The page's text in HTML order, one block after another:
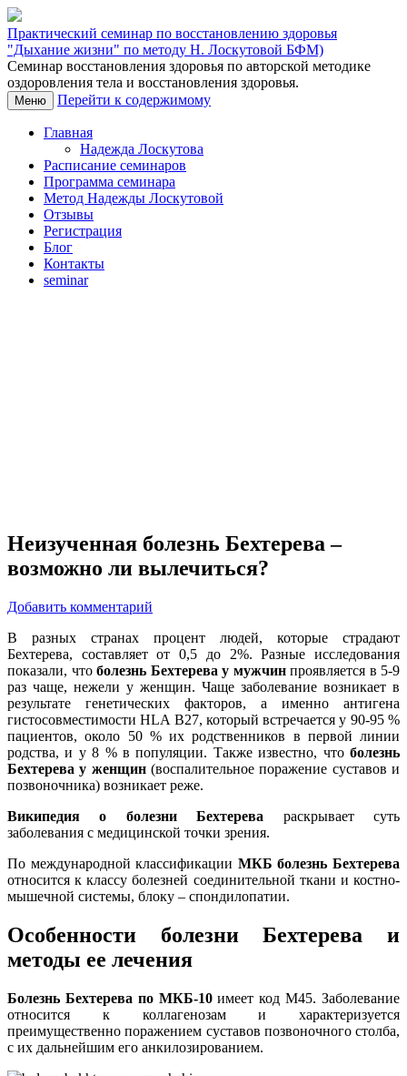
Практический семинар по восстановлению здоровья
"Дыхание жизни" по методу Н. Лоскутовой БФМ)
Семинар восстановления здоровья по авторской методике
оздоровления тела и восстановления здоровья.
Меню Перейти к содержимому
Главная
Надежда Лоскутова
Расписание семинаров
Программа семинара
Метод Надежды Лоскутовой
Отзывы
Регистрация
Блог
Контакты
seminar
Неизученная болезнь Бехтерева –
возможно ли вылечиться?
Добавить комментарий
В разных странах процент людей, которые страдают
Бехтерева, составляет от 0,5 до 2%. Разные исследования
показали, что болезнь Бехтерева у мужчинпроявляется в 5-9
раз чаще, нежели у женщин. Чаще заболевание возникает в
результате генетических факторов, а именно антигена
гистосовместимости HLA В27, который встречается у 90-95 %
пациентов, около 50 % их родственников в первой линии
родства, и у 8 % в популяции. Также известно, что болезнь
Бехтерева у женщин(воспалительное поражение суставов и
позвоночника) возникает реже.
Википедия о болезни Бехтерева раскрывает суть
заболевания с медицинской точки зрения.
По международной классификации МКБ болезнь Бехтерева
относится к классу болезней соединительной ткани и костно-
мышечной системы, блоку – спондилопатии.
Особенности болезни Бехтерева и
методы ее лечения
Болезнь Бехтерева по МКБ-10имеет код М45. Заболевание
относится к коллагенозам и характеризуется
преимущественно поражением суставов позвоночного столба,
с их дальнейшим его анкилозированием.